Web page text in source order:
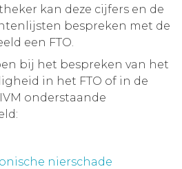
kan deze cijfers en de
bespreken met de
een FTO.
bij het bespreken van het
in het FTO of in de
onderstaande
nierschade